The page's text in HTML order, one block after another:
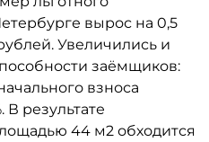
вырос на 0,5
Увеличились и
заёмщиков:
взноса
В результате
44 м2 обходится